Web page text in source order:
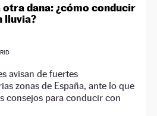
otra dana: ¿cómo conducir
lluvia?
avisan de fuertes
zonas de España, ante lo que
consejos para conducir con